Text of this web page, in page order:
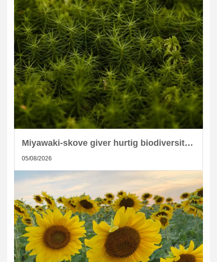
Miyawaki-skove giver hurtig biodiversitet i skandinaviske byer
05/08/2026